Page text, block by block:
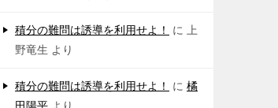
積分の難問は誘導を利用せよ！ に 上
野竜生 より
積分の難問は誘導を利用せよ！ に 橘